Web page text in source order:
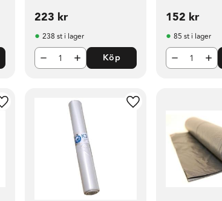
223 kr
238 st i lager
Köp
152 kr
85 st i lager
Lägg till i favoriter Lägg till i favoriter